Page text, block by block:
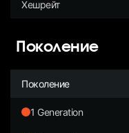
Хешрейт
Поколение
Поколение
1 Generation